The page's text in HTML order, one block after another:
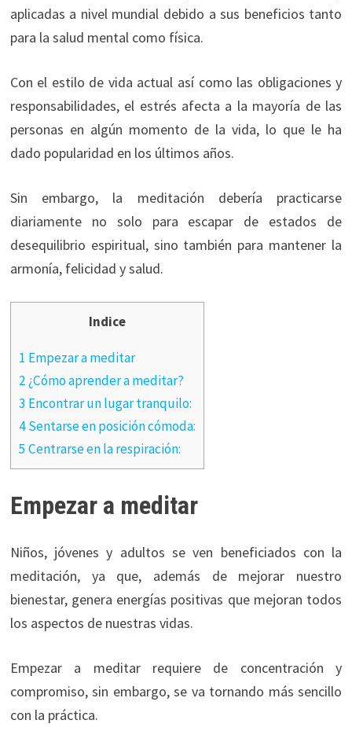
aplicadas a nivel mundial debido a sus beneficios tanto
para la salud mental como física.
Con el estilo de vida actual así como las obligaciones y
responsabilidades, el estrés afecta a la mayoría de las
personas en algún momento de la vida, lo que le ha
dado popularidad en los últimos años.
Sin embargo, la meditación debería practicarse
diariamente no solo para escapar de estados de
desequilibrio espiritual, sino también para mantener la
armonía, felicidad y salud.
Indice
1 Empezar a meditar
2 ¿Cómo aprender a meditar?
3 Encontrar un lugar tranquilo:
4 Sentarse en posición cómoda:
5 Centrarse en la respiración:
Empezar a meditar
Niños, jóvenes y adultos se ven beneficiados con la
meditación, ya que, además de mejorar nuestro
bienestar, genera energías positivas que mejoran todos
los aspectos de nuestras vidas.
Empezar a meditar requiere de concentración y
compromiso, sin embargo, se va tornando más sencillo
con la práctica.